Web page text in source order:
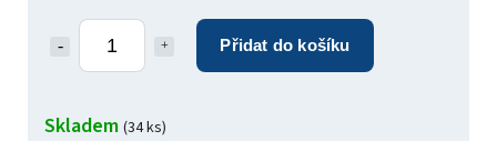
Přidat do košíku
Skladem (34 ks)